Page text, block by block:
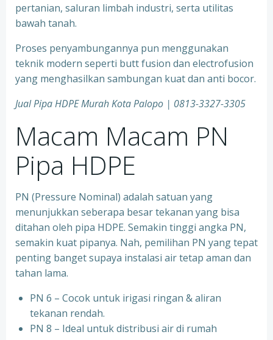
pertanian, saluran limbah industri, serta utilitas
bawah tanah.
Proses penyambungannya pun menggunakan
teknik modern seperti butt fusion dan electrofusion
yang menghasilkan sambungan kuat dan anti bocor.
Jual Pipa HDPE Murah Kota Palopo | 0813-3327-3305
Macam Macam PN
Pipa HDPE
PN (Pressure Nominal) adalah satuan yang
menunjukkan seberapa besar tekanan yang bisa
ditahan oleh pipa HDPE. Semakin tinggi angka PN,
semakin kuat pipanya. Nah, pemilihan PN yang tepat
penting banget supaya instalasi air tetap aman dan
tahan lama.
PN 6 – Cocok untuk irigasi ringan & aliran
tekanan rendah.
PN 8 – Ideal untuk distribusi air di rumah